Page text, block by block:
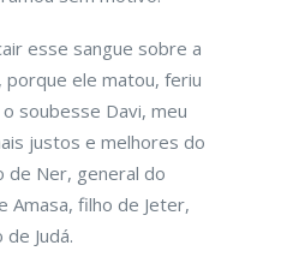
esse sangue sobre a
porque ele matou, feriu
soubesse Davi, meu
justos e melhores do
de Ner, general do
Amasa, filho de Jeter,
Judá.